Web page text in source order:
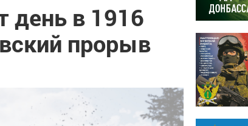
день в 1916
прорыв